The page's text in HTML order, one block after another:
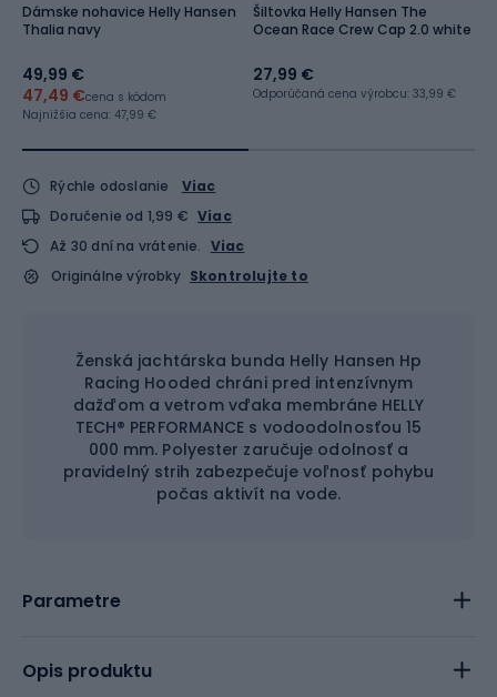
Dámske nohavice Helly Hansen
Thalia navy
49,99 €
47,49 €cena s kódom
Najnižšia cena: 47,99 €
Šiltovka Helly Hansen The
Ocean Race Crew Cap 2.0 white
27,99 €
Odporúčaná cena výrobcu: 33,99 €
Rýchle odoslanie
Viac
Doručenie od 1,99 € Viac
Až 30 dní na vrátenie. Viac
Originálne výrobky Skontrolujte to
Ženská jachtárska bunda Helly Hansen Hp
Racing Hooded chráni pred intenzívnym
dažďom a vetrom vďaka membráne HELLY
TECH® PERFORMANCE s vodoodolnosťou 15
000 mm. Polyester zaručuje odolnosť a
pravidelný strih zabezpečuje voľnosť pohybu
počas aktivít na vode.
Parametre
Opis produktu